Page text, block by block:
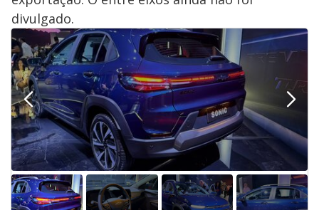
divulgado.